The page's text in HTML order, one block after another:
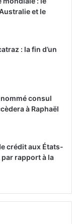
et le
: la fin d’un
consul
à Raphaël
crédit aux États-
par rapport à la